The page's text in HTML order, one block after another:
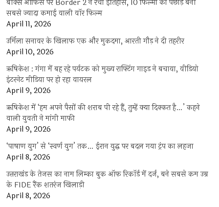
बॉक्स ऑफिस पर Border 2 ने रचा इतिहास, 10 फिल्मों को पछाड़ बनी
सबसे ज्यादा कमाई वाली वॉर फिल्म
April 11, 2026
उर्मिला सनावर के खिलाफ एक और मुकदमा, आरती गौड़ ने दी तहरीर
April 10, 2026
ऋषिकेश : गंगा में बह रहे पर्यटक को मुख्य राफ्टिंग गाइड ने बचाया, वीडियो
इंटरनेट मीडिया पर हो रहा वायरल
April 9, 2026
ऋषिकेश में ‘हम अपने पैसों की शराब पी रहे हैं, तुम्हें क्या दिक्कत है…’ कहने
वाली युवती ने मांगी माफी
April 9, 2026
‘पाषाण युग’ से ‘स्वर्ण युग’ तक… ईरान युद्ध पर बदल गया ट्रंप का लहजा
April 8, 2026
उत्तराखंड के तेजस का नाम लिम्का बुक ऑफ रिकॉर्ड में दर्ज, बने सबसे कम उम्र
के FIDE रैंक शतरंज खिलाड़ी
April 8, 2026